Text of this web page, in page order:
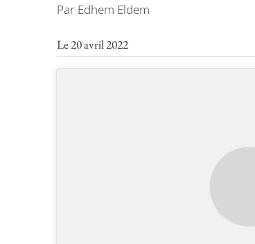
Par Edhem Eldem
Le 20 avril 2022